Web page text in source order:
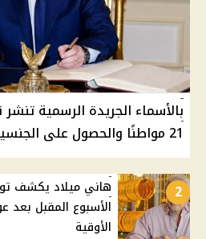
بالأسماء الجريدة الرسمية تنشر
21 مواطنًا والحصول على الجنسية الأجنبية
2
هاني ميلاد يكشف
الأسبوع المقبل
الأوقية